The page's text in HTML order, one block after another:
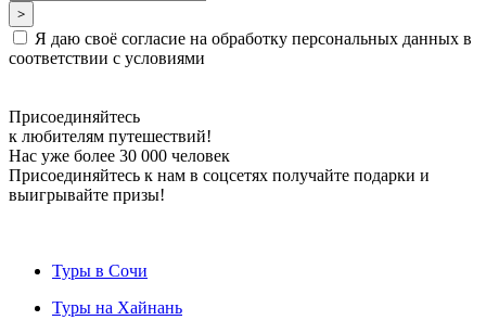
Я даю своё согласие на обработку персональных данных в
соответствии с условиями
Присоединяйтесь
к любителям путешествий!
Нас уже более 30 000 человек
Присоединяйтесь к нам в соцсетях получайте подарки и
выигрывайте призы!
Туры в Сочи
Туры на Хайнань